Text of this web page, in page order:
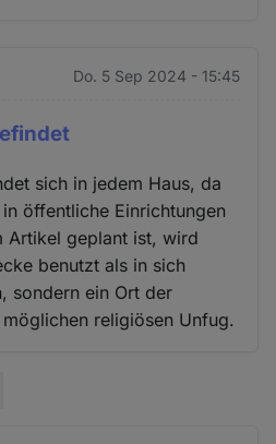
Do. 5 Sep 2024 - 15:45
sich in jedem Haus, da
öffentliche Einrichtungen
Artikel geplant ist, wird
benutzt als in sich
sondern ein Ort der
religiösen Unfug.